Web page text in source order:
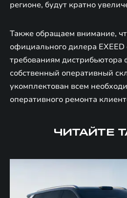
регионе, будут кратно
Также обращаем внимание,
официального дилера EXEED
требованиям дистрибьютора
собственный оперативный
укомплектован всем
оперативного ремонта
ЧИТАЙТЕ